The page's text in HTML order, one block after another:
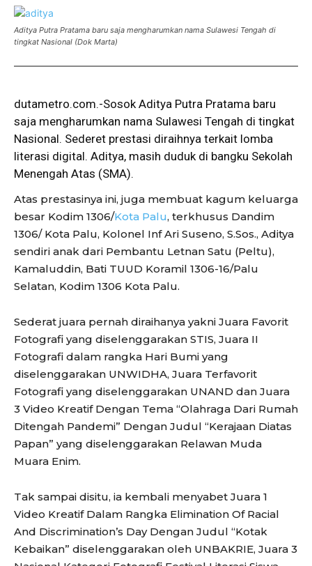
Aditya Putra Pratama baru saja mengharumkan nama Sulawesi Tengah di
tingkat Nasional (Dok Marta)
dutametro.com.-Sosok Aditya Putra Pratama baru
saja mengharumkan nama Sulawesi Tengah di tingkat
Nasional. Sederet prestasi diraihnya terkait lomba
literasi digital. Aditya, masih duduk di bangku Sekolah
Menengah Atas (SMA).
Atas prestasinya ini, juga membuat kagum keluarga
besar Kodim 1306/Kota Palu, terkhusus Dandim
1306/ Kota Palu, Kolonel Inf Ari Suseno, S.Sos., Aditya
sendiri anak dari Pembantu Letnan Satu (Peltu),
Kamaluddin, Bati TUUD Koramil 1306-16/Palu
Selatan, Kodim 1306 Kota Palu.
Sederat juara pernah diraihanya yakni Juara Favorit
Fotografi yang diselenggarakan STIS, Juara II
Fotografi dalam rangka Hari Bumi yang
diselenggarakan UNWIDHA, Juara Terfavorit
Fotografi yang diselenggarakan UNAND dan Juara
3 Video Kreatif Dengan Tema “Olahraga Dari Rumah
Ditengah Pandemi” Dengan Judul “Kerajaan Diatas
Papan” yang diselenggarakan Relawan Muda
Muara Enim.
Tak sampai disitu, ia kembali menyabet Juara 1
Video Kreatif Dalam Rangka Elimination Of Racial
And Discrimination’s Day Dengan Judul “Kotak
Kebaikan” diselenggarakan oleh UNBAKRIE, Juara 3